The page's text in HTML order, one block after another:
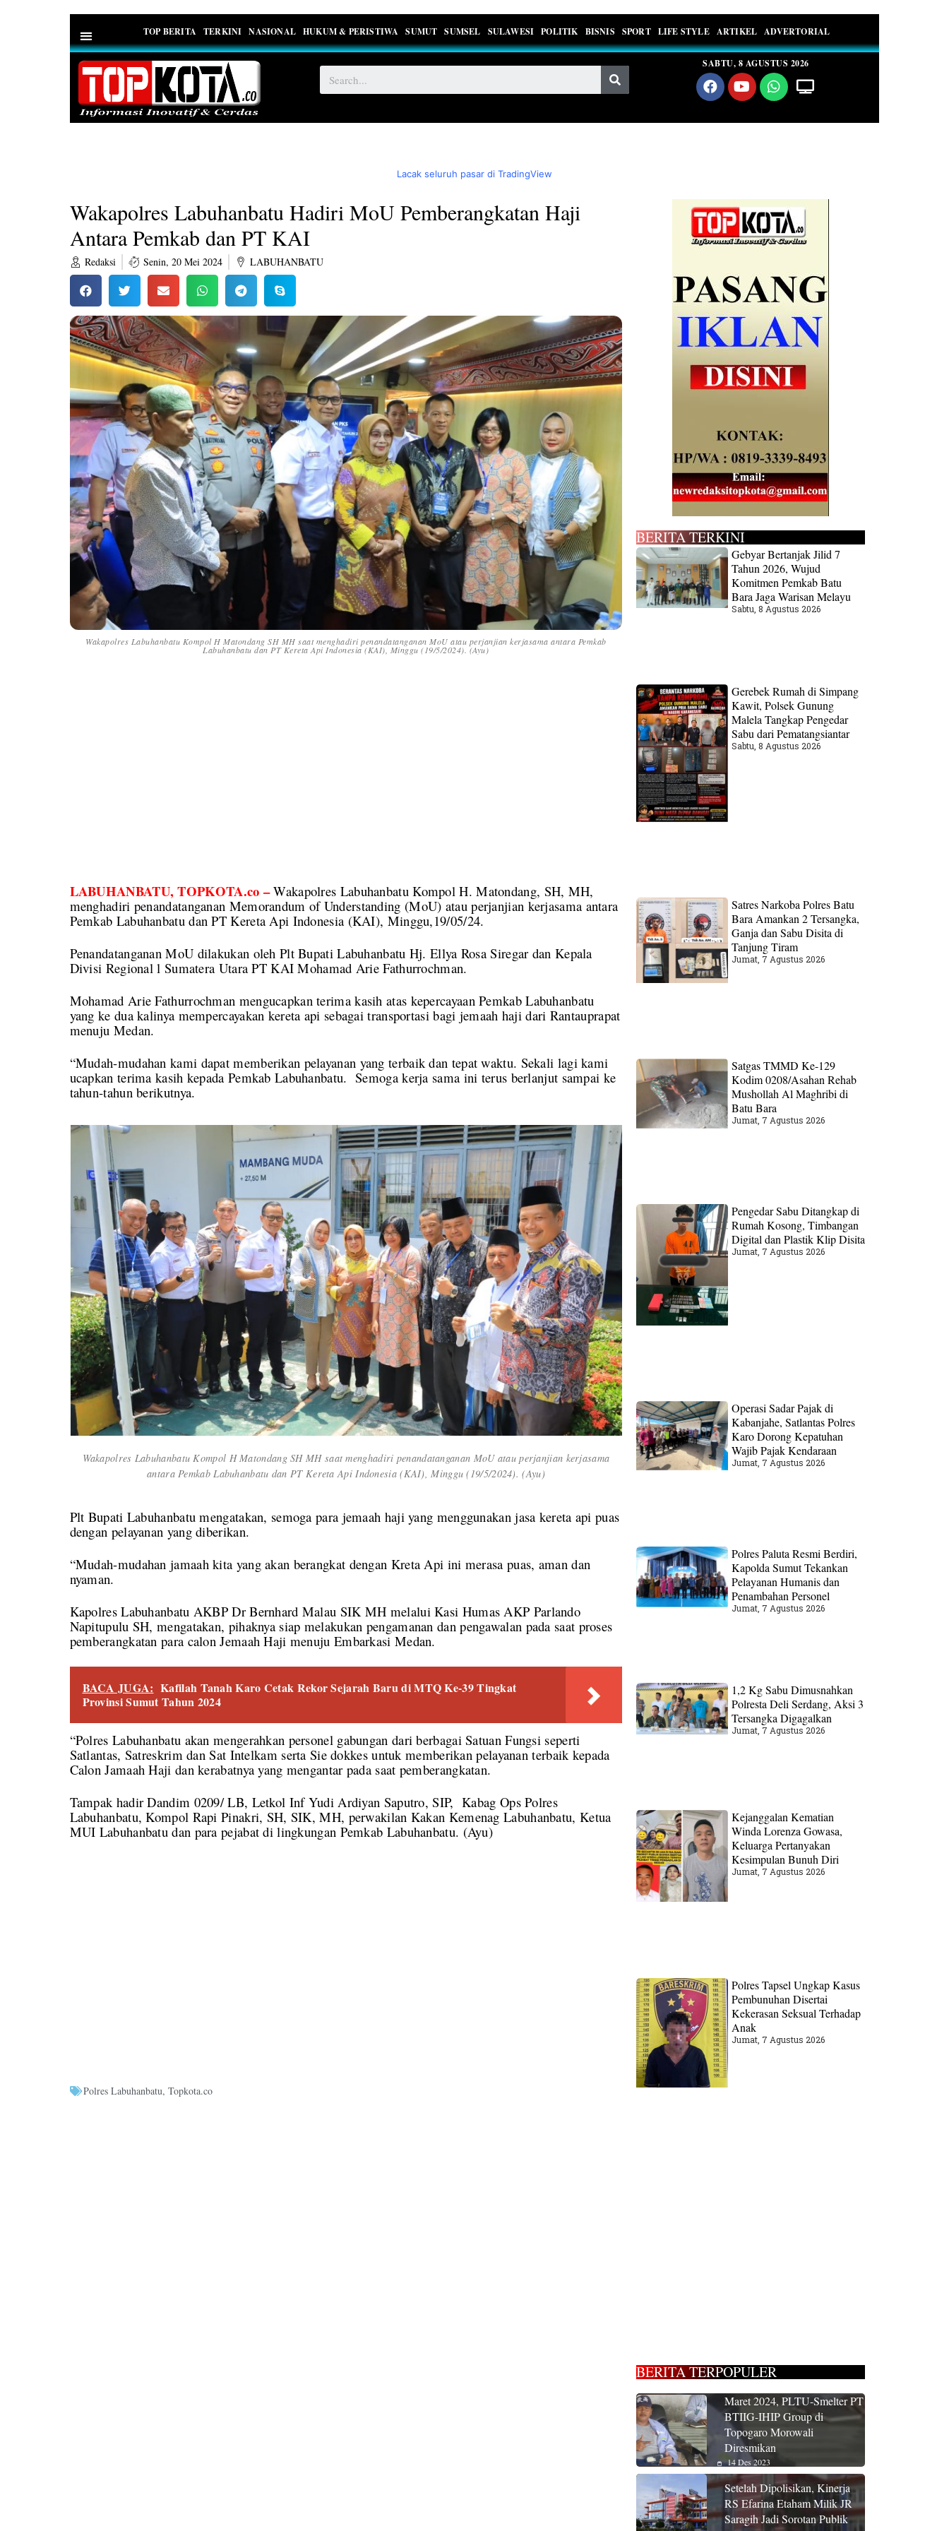
TOP BERITA TERKINI NASIONAL HUKUM & PERISTIWA SUMUT SUMSEL SULAWESI POLITIK BISNIS SPORT LIFE STYLE ARTIKEL ADVERTORIAL
SABTU, 8 AGUSTUS 2026
Lacak seluruh pasar di TradingView
Wakapolres Labuhanbatu Hadiri MoU Pemberangkatan Haji
Antara Pemkab dan PT KAI
Redaksi Senin, 20 Mei 2024 LABUHANBATU
Wakapolres Labuhanbatu Kompol H Matondang SH MH saat menghadiri penandatanganan MoU atau perjanjian kerjasama antara Pemkab
Labuhanbatu dan PT Kereta Api Indonesia (KAI), Minggu (19/5/2024). (Ayu)
LABUHANBATU, TOPKOTA.co – Wakapolres Labuhanbatu Kompol H. Matondang, SH, MH,
menghadiri penandatanganan Memorandum of Understanding (MoU) atau perjanjian kerjasama antara
Pemkab Labuhanbatu dan PT Kereta Api Indonesia (KAI), Minggu,19/05/24.
Penandatanganan MoU dilakukan oleh Plt Bupati Labuhanbatu Hj. Ellya Rosa Siregar dan Kepala
Divisi Regional l Sumatera Utara PT KAI Mohamad Arie Fathurrochman.
Mohamad Arie Fathurrochman mengucapkan terima kasih atas kepercayaan Pemkab Labuhanbatu
yang ke dua kalinya mempercayakan kereta api sebagai transportasi bagi jemaah haji dari Rantauprapat
menuju Medan.
“Mudah-mudahan kami dapat memberikan pelayanan yang terbaik dan tepat waktu. Sekali lagi kami
ucapkan terima kasih kepada Pemkab Labuhanbatu. Semoga kerja sama ini terus berlanjut sampai ke
tahun-tahun berikutnya.
Wakapolres Labuhanbatu Kompol H Matondang SH MH saat menghadiri penandatanganan MoU atau perjanjian kerjasama
antara Pemkab Labuhanbatu dan PT Kereta Api Indonesia (KAI), Minggu (19/5/2024). (Ayu)
Plt Bupati Labuhanbatu mengatakan, semoga para jemaah haji yang menggunakan jasa kereta api puas
dengan pelayanan yang diberikan.
“Mudah-mudahan jamaah kita yang akan berangkat dengan Kreta Api ini merasa puas, aman dan
nyaman.
Kapolres Labuhanbatu AKBP Dr Bernhard Malau SIK MH melalui Kasi Humas AKP Parlando
Napitupulu SH, mengatakan, pihaknya siap melakukan pengamanan dan pengawalan pada saat proses
pemberangkatan para calon Jemaah Haji menuju Embarkasi Medan.
BACA JUGA: Kafilah Tanah Karo Cetak Rekor Sejarah Baru di MTQ Ke-39 Tingkat
Provinsi Sumut Tahun 2024
“Polres Labuhanbatu akan mengerahkan personel gabungan dari berbagai Satuan Fungsi seperti
Satlantas, Satreskrim dan Sat Intelkam serta Sie dokkes untuk memberikan pelayanan terbaik kepada
Calon Jamaah Haji dan kerabatnya yang mengantar pada saat pemberangkatan.
Tampak hadir Dandim 0209/ LB, Letkol Inf Yudi Ardiyan Saputro, SIP, Kabag Ops Polres
Labuhanbatu, Kompol Rapi Pinakri, SH, SIK, MH, perwakilan Kakan Kemenag Labuhanbatu, Ketua
MUI Labuhanbatu dan para pejabat di lingkungan Pemkab Labuhanbatu. (Ayu)
Polres Labuhanbatu, Topkota.co
BERITA TERKINI
Gebyar Bertanjak Jilid 7
Tahun 2026, Wujud
Komitmen Pemkab Batu
Bara Jaga Warisan Melayu
Sabtu, 8 Agustus 2026
Gerebek Rumah di Simpang
Kawit, Polsek Gunung
Malela Tangkap Pengedar
Sabu dari Pematangsiantar
Sabtu, 8 Agustus 2026
Satres Narkoba Polres Batu
Bara Amankan 2 Tersangka,
Ganja dan Sabu Disita di
Tanjung Tiram
Jumat, 7 Agustus 2026
Satgas TMMD Ke-129
Kodim 0208/Asahan Rehab
Mushollah Al Maghribi di
Batu Bara
Jumat, 7 Agustus 2026
Pengedar Sabu Ditangkap di
Rumah Kosong, Timbangan
Digital dan Plastik Klip Disita
Jumat, 7 Agustus 2026
Operasi Sadar Pajak di
Kabanjahe, Satlantas Polres
Karo Dorong Kepatuhan
Wajib Pajak Kendaraan
Jumat, 7 Agustus 2026
Polres Paluta Resmi Berdiri,
Kapolda Sumut Tekankan
Pelayanan Humanis dan
Penambahan Personel
Jumat, 7 Agustus 2026
1,2 Kg Sabu Dimusnahkan
Polresta Deli Serdang, Aksi 3
Tersangka Digagalkan
Jumat, 7 Agustus 2026
Kejanggalan Kematian
Winda Lorenza Gowasa,
Keluarga Pertanyakan
Kesimpulan Bunuh Diri
Jumat, 7 Agustus 2026
Polres Tapsel Ungkap Kasus
Pembunuhan Disertai
Kekerasan Seksual Terhadap
Anak
Jumat, 7 Agustus 2026
BERITA TERPOPULER
Maret 2024, PLTU-Smelter PT
BTIIG-IHIP Group di
Topogaro Morowali
Diresmikan
14 Des 2023
Setelah Dipolisikan, Kinerja
RS Efarina Etaham Milik JR
Saragih Jadi Sorotan Publik